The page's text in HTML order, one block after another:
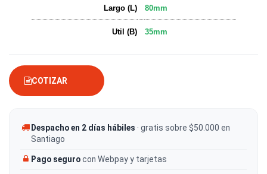
Largo (L) 80mm
Util (B) 35mm
COTIZAR
Despacho en 2 días hábiles · gratis sobre $50.000 en
Santiago
Pago segurocon Webpay y tarjetas